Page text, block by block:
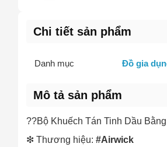
Chi tiết sản phẩm
Danh mục Đồ gia
Mô tả sản phẩm
??Bộ Khuếch Tán Tinh Dầu
❇ Thương hiệu: #Airwick